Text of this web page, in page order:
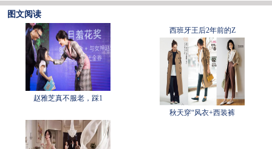
图文阅读
赵雅芝真不服老，踩1
西班牙王后2年前的Z
秋天穿“风衣+西装裤